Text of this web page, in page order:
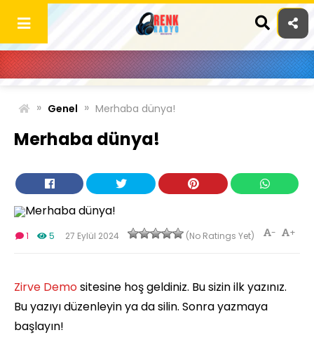
content
» Genel » Merhaba dünya!
Merhaba dünya!
1 5 27 Eylül 2024 (No Ratings Yet) +
-
Zirve Demositesine hoş geldiniz. Bu sizin ilk yazınız.
Bu yazıyı düzenleyin ya da silin. Sonra yazmaya
başlayın!